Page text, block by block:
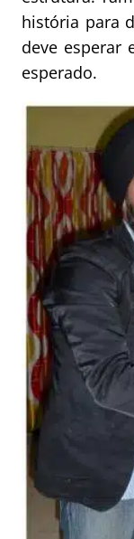
história para
deve esperar
esperado.